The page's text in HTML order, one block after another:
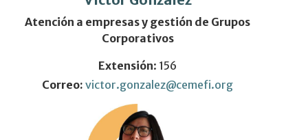
Atención a empresas y gestión de Grupos
Corporativos
Extensión: 156
Correo: victor.gonzalez@cemefi.org